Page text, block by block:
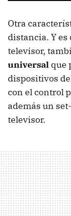
Otra
distancia. Y
televisor,
universal que
dispositivos
con el control
además un
televisor.